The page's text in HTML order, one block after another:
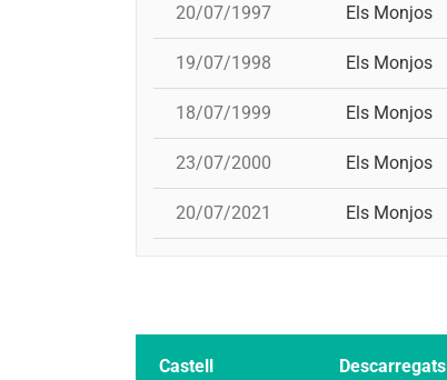
20/07/1997 Els Monjos
19/07/1998 Els Monjos
18/07/1999 Els Monjos
23/07/2000 Els Monjos
20/07/2021 Els Monjos
Castell Descarregats